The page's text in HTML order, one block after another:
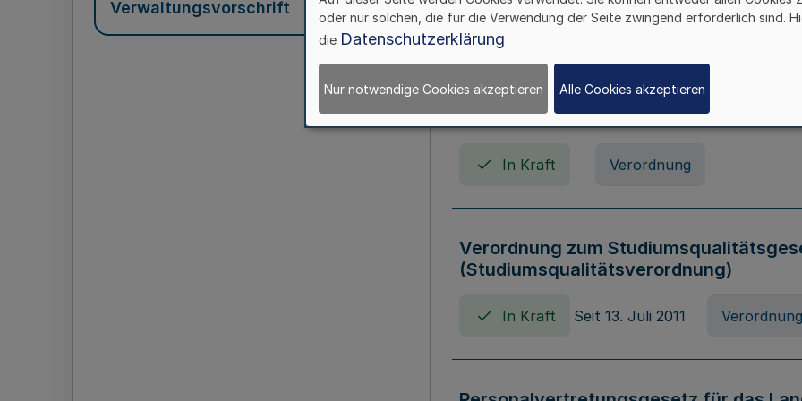
Verwaltungsvorschrift In Kraft Seit 01. April 2008 Gesetz
Verordnung über Beihilfen in Geburts-
Todesfällen (Beihilfenverordnung NRW
In Kraft Verordnung
Verordnung zum
(Studiumsqualitätsverordnung)
In Kraft Seit 13. Juli 2011 Verordnung
oder nur solchen, die für die Verwendung der Seite zwingend erforderlich sind.
die Datenschutzerklärung
Nur notwendige Cookies akzeptieren Alle Cookies akzeptieren